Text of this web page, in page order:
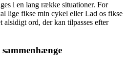
i en lang række situationer. For
lige fikse min cykel eller Lad os fikse
alsidigt ord, der kan tilpasses efter